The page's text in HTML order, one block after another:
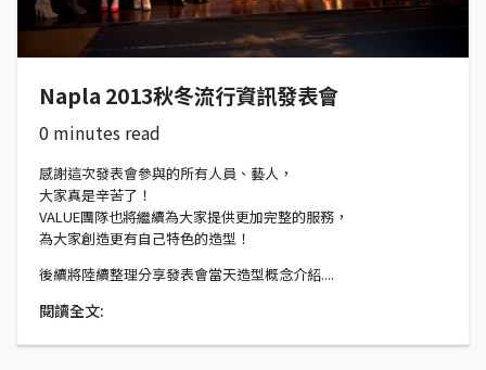
Napla 2013秋冬流行資訊發表會
0 minutes read
感謝這次發表會參與的所有人員、藝人，
大家真是辛苦了！
VALUE團隊也將繼續為大家提供更加完整的服務，
為大家創造更有自己特色的造型！
後續將陸續整理分享發表會當天造型概念介紹....
閱讀全文: